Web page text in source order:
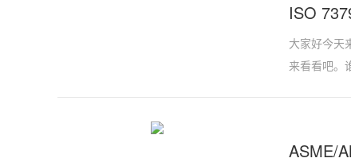
ISO
大家好今天
来看看吧。
ASME/